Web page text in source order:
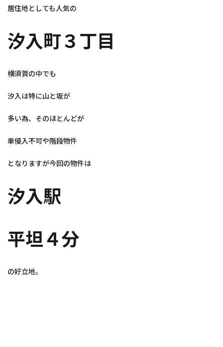
居住地としても人気の
汐入町３丁目
横須賀の中でも
汐入は特に山と坂が
多い為、そのほとんどが
車侵入不可や階段物件
となりますが今回の物件は
汐入駅
平坦４分
の好立地。